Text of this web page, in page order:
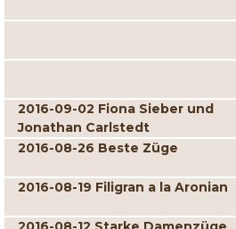
2016-09-02 Fiona Sieber und
Jonathan Carlstedt
2016-08-26 Beste Züge
2016-08-19 Filigran a la Aronian